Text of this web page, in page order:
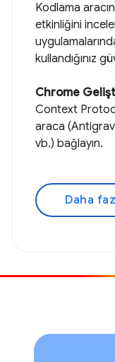
Kodlama
etkinliğini
kullandığınız
Chrome
Context
araca
vb.) bağlayın.
Daha